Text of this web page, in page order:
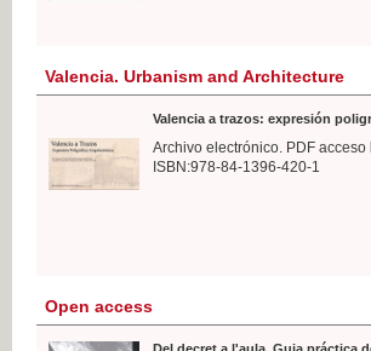
Valencia. Urbanism and Architecture
Valencia a trazos: expresión
Archivo electrónico. PDF acceso
ISBN:978-84-1396-420-1
Open access